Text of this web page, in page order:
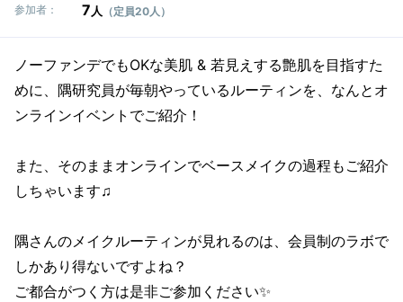
参加者： 7人 （定員20人）
ノーファンデでもOKな美肌 & 若見えする艶肌を目指すた
めに、隅研究員が毎朝やっているルーティンを、なんとオ
ンラインイベントでご紹介！
また、そのままオンラインでベースメイクの過程もご紹介
しちゃいます♫
隅さんのメイクルーティンが見れるのは、会員制のラボで
しかあり得ないですよね？
ご都合がつく方は是非ご参加ください✨